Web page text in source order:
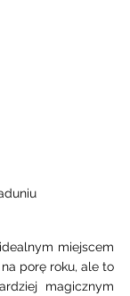
miejscem
porę roku, ale to
magicznym